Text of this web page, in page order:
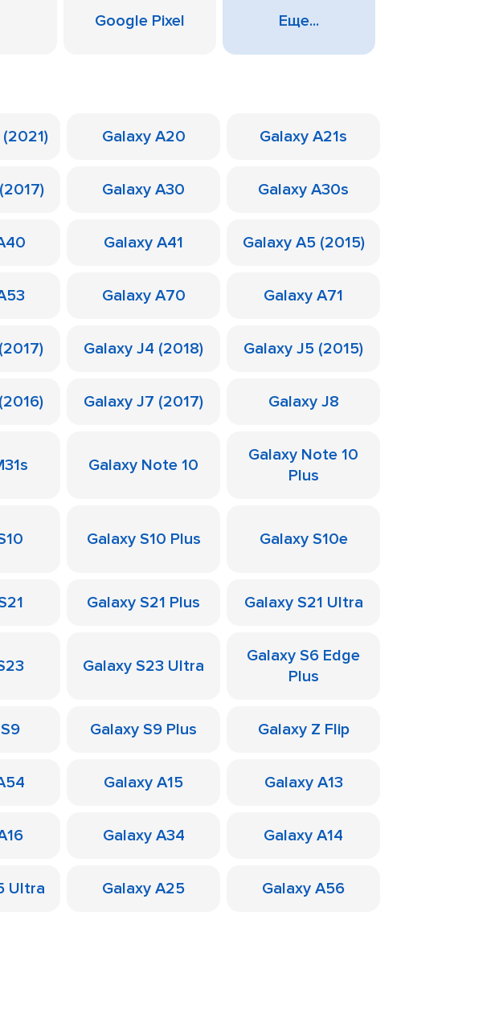
Google Pixel Еще...
Galaxy A20 Galaxy A21s
Galaxy A30 Galaxy A30s
Galaxy A41 Galaxy A5 (2015)
Galaxy A70 Galaxy A71
Galaxy J4 (2018) Galaxy J5 (2015)
Galaxy J7 (2017) Galaxy J8
Galaxy Note 10
Galaxy Note 10
Plus
Galaxy S10 Plus Galaxy S10e
Galaxy S21 Plus Galaxy S21 Ultra
Galaxy S23 Ultra
Galaxy S6 Edge
Plus
Galaxy S9 Plus Galaxy Z Flip
Galaxy A15 Galaxy A13
Galaxy A34 Galaxy A14
Ultra Galaxy A25 Galaxy A56